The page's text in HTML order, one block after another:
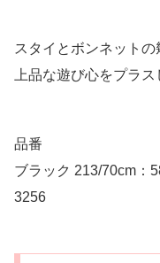
スタイとボンネット
上品な遊び心をプラ
品番
ブラック 213/70cm：
3256